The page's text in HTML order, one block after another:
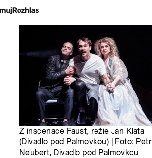
Z inscenace Faust, režie Jan Klata
(Divadlo pod Palmovkou) | Foto: Petr
Neubert, Divadlo pod Palmovkou